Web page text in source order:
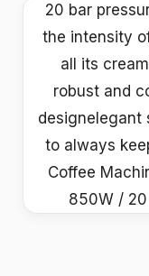
20 bar
the intensity
all its
robust and
designelegant
to always
Coffee
850W /